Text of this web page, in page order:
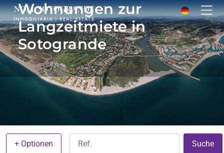
Wohnungen zur
Langzeitmiete in
Sotogrande
+ Optionen Suche